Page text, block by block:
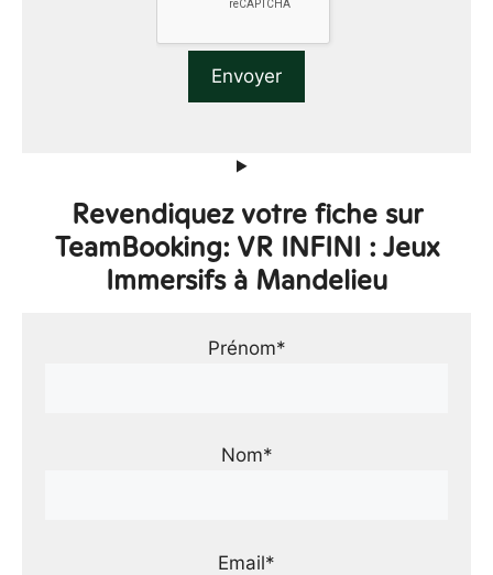
Revendiquez votre fiche sur
TeamBooking: VR INFINI : Jeux
Immersifs à Mandelieu
Prénom*
Nom*
Email*